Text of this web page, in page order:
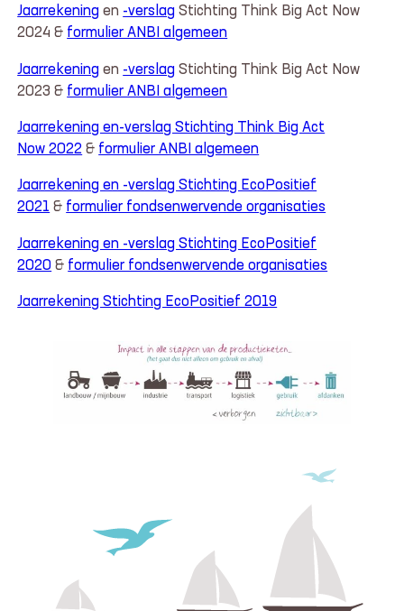
Jaarrekening en -verslag Stichting Think Big Act Now
2024 & formulier ANBI algemeen
Jaarrekening en -verslag Stichting Think Big Act Now
2023 & formulier ANBI algemeen
Jaarrekening en-verslag Stichting Think Big Act
Now 2022 & formulier ANBI algemeen
Jaarrekening en -verslag Stichting EcoPositief
2021 & formulier fondsenwervende organisaties
Jaarrekening en -verslag Stichting EcoPositief
2020 & formulier fondsenwervende organisaties
Jaarrekening Stichting EcoPositief 2019